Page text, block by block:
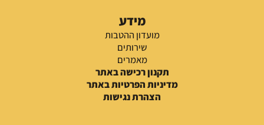
מידע
מועדון ההטבות
שירותים
מאמרים
תקנון רכישה באתר
מדיניות הפרטיות באתר
הצהרת נגישות